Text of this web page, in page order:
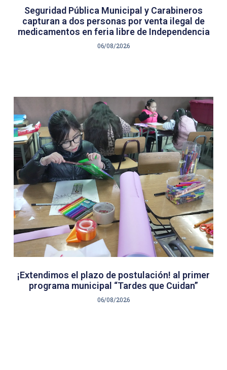
Seguridad Pública Municipal y Carabineros
capturan a dos personas por venta ilegal de
medicamentos en feria libre de Independencia
06/08/2026
¡Extendimos el plazo de postulación! al primer
programa municipal “Tardes que Cuidan”
06/08/2026